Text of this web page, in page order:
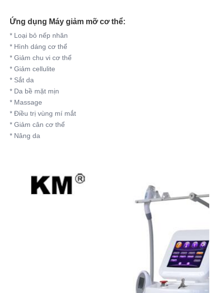
Trẻ Hóa Da, Xóa Nếp Nhăn
Plugs Type:
AU, UK, EU, US, CN, JP, Za, It
Application:
cho thương mại
Target Area:
Cơ thể, Khuôn mặt, Mắt, Bikini/Thân mật, Trang phục
kín đáo, Chân/Tay, Môi, Cổ/Họng, Bàn chân, Trinh
Product Name:
Vela Shape Body Slimming Con Lăn Chống Cellulite
Siêu Âm Chân Không RF
Cơ thể Chân Tay Bụng Hông
Ứng dụng Máy giảm mỡ cơ thể:
* Loại bỏ nếp nhăn
* Hình dáng cơ thể
* Giảm chu vi cơ thể
* Giảm cellulite
* Sắt da
* Da bề mặt mịn
* Massage
* Điều trị vùng mí mắt
* Giảm cân cơ thể
* Nâng da